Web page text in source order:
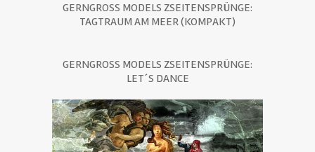
GERNGROSS MODELS ZSEITENSPRÜNGE:
TAGTRAUM AM MEER (KOMPAKT)
GERNGROSS MODELS ZSEITENSPRÜNGE:
LET´S DANCE